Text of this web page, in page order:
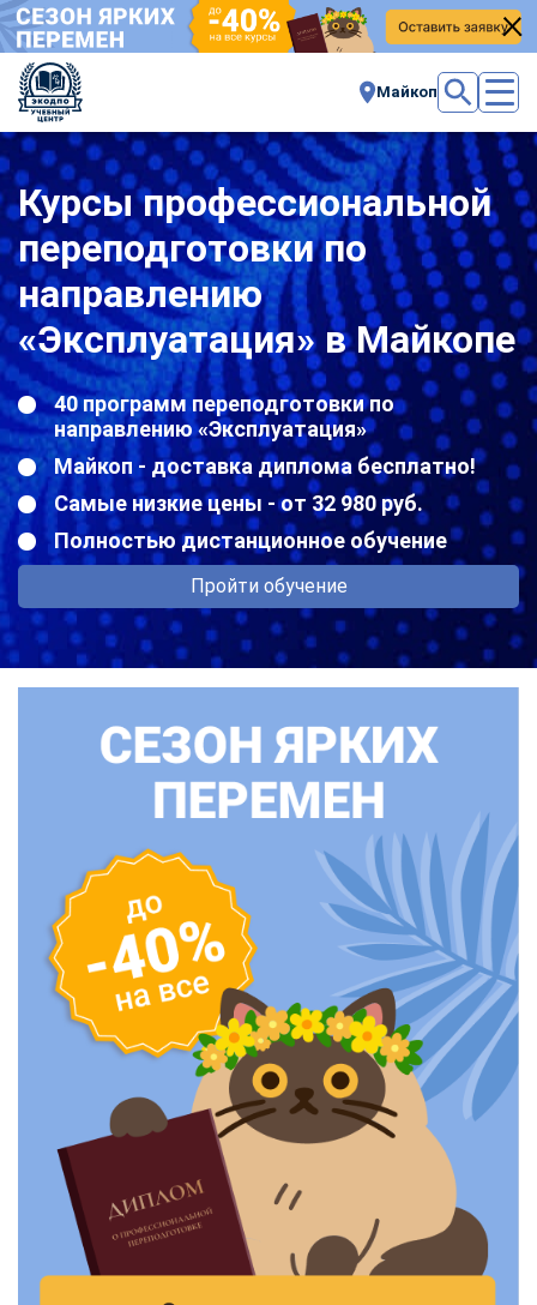
Майкоп
Курсы профессиональной
переподготовки по
направлению
«Эксплуатация» в Майкопе
40 программ переподготовки по
направлению «Эксплуатация»
Майкоп - доставка диплома бесплатно!
Самые низкие цены - от 32 980 руб.
Полностью дистанционное обучение
Пройти обучение